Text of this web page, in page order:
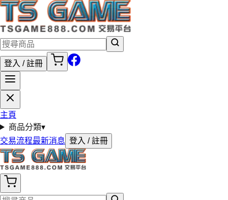
登入 / 註冊
主頁
商品分類▾
交易流程最新消息 登入 / 註冊